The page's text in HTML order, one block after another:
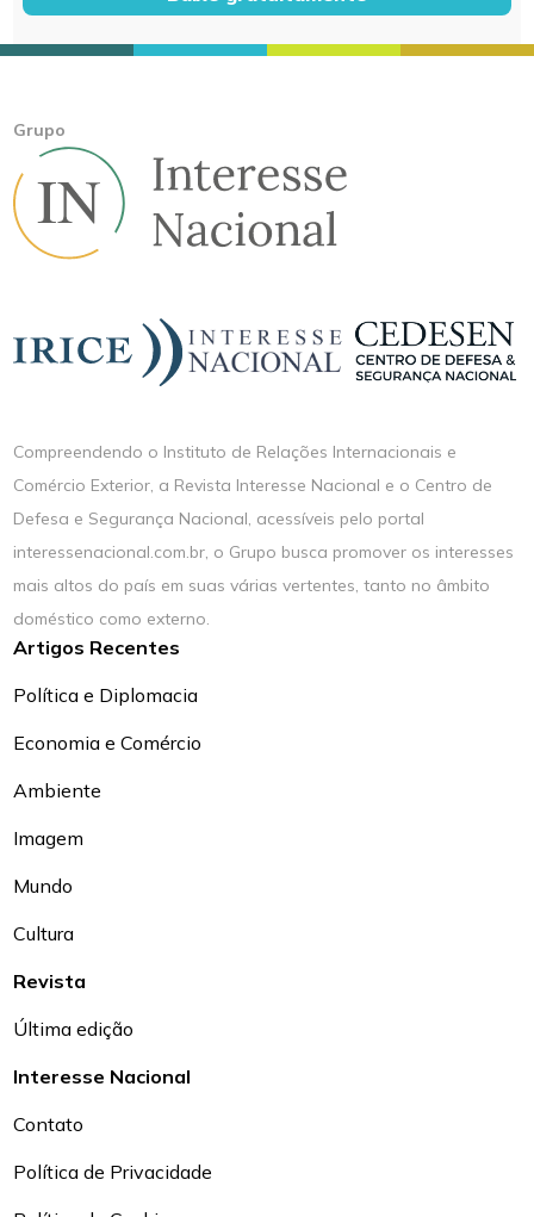
Grupo
Compreendendo o Instituto de Relações Internacionais e
Comércio Exterior, a Revista Interesse Nacional e o Centro de
Defesa e Segurança Nacional, acessíveis pelo portal
interessenacional.com.br, o Grupo busca promover os interesses
mais altos do país em suas várias vertentes, tanto no âmbito
doméstico como externo.
Artigos Recentes
Política e Diplomacia
Economia e Comércio
Ambiente
Imagem
Mundo
Cultura
Revista
Última edição
Interesse Nacional
Contato
Política de Privacidade